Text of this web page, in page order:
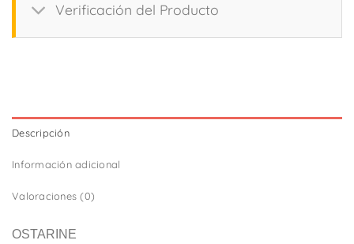
Verificación del Producto
Descripción
Información adicional
Valoraciones (0)
OSTARINE